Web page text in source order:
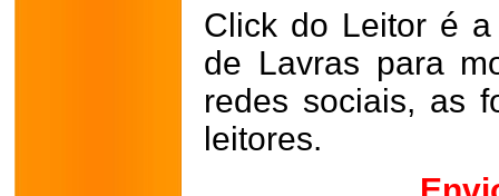
Click do Leitor é
de Lavras para
redes sociais, as
leitores.